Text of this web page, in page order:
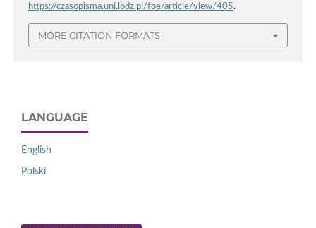
https://czasopisma.uni.lodz.pl/foe/article/view/405.
MORE CITATION FORMATS
LANGUAGE
English
Polski